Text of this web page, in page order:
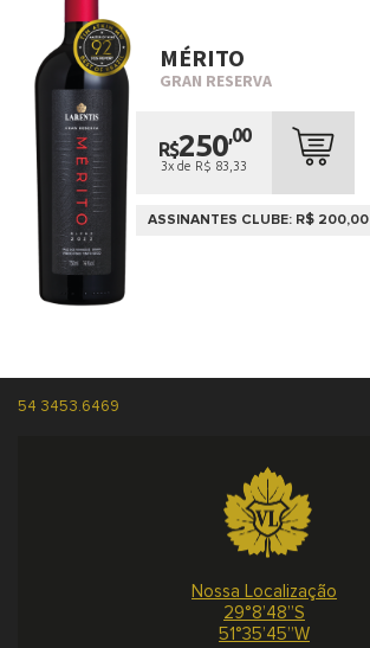
MÉRITO
GRAN RESERVA
R$250,00
3x de R$ 83,33
ASSINANTES CLUBE: R$ 200,00
54 3453.6469
Nossa Localização
29°8’48”S
51°35’45”W